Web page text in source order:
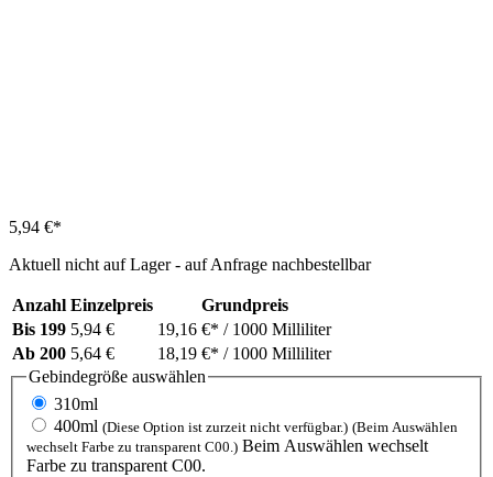
5,94 €*
Aktuell nicht auf Lager - auf Anfrage nachbestellbar
Anzahl Einzelpreis
Grundpreis
Bis 199 5,94 € 19,16 €* / 1000 Milliliter
Ab 200 5,64 € 18,19 €* / 1000 Milliliter
Gebindegröße auswählen
310ml
400ml (Diese Option ist zurzeit nicht verfügbar.) (Beim Auswählen
wechselt Farbe zu transparent C00.) Beim Auswählen wechselt
Farbe zu transparent C00.